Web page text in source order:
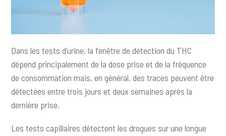
Dans les tests d’urine, la fenêtre de détection du THC
dépend principalement de la dose prise et de la fréquence
de consommation mais, en général, des traces peuvent être
détectées entre trois jours et deux semaines après la
dernière prise.
Les tests capillaires détectent les drogues sur une longue